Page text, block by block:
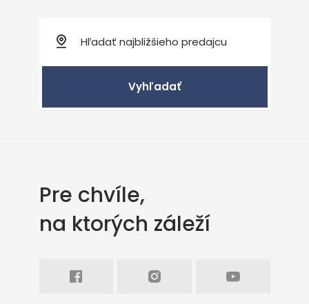
Vyhľadať
Pre chvíle,
na ktorých záleží